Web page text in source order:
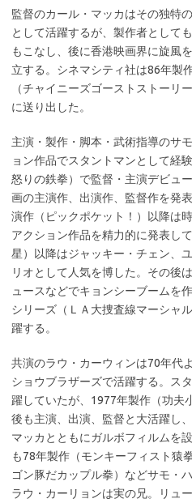
監督のカール・マッカはその独特
として活躍するが、製作者として
もこなし、後に香港映画界に旋風
立する。シネマシティ社は86年製
（チャイニーズゴーストストーリ
に送り出した。
主演・製作・脚本・武術指導のサ
ョン作品でスタントマンとして経
怒りの鉄拳）で監督・主演デビュ
画の主演作、出演作、監督作を発
演作（ピックポケット！）以降は
アクション作品を精力的に発表し
星）以降はジャッキー・チェン、
リオとして人気を博した。その後
ュースなどでキョンシーブームを
シリーズ（ＬＡ大捜査線マーシャ
躍する。
共演のラウ・カーウィンは70年代
ショウブラザーズで活躍する。ス
躍していたが、1977年製作（功夫
後も主演、出演、監督と大活躍し
マッカとともにガルボフィルムを
も78年製作（モンキーフィスト猿
ゴン豚だカップル拳）などサモ・
ラウ・カーリョンは実の兄。リュ